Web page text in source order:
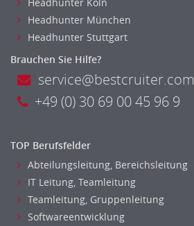
Headhunter München
Headhunter Stuttgart
Brauchen Sie Hilfe?
service@bestcruiter.com
+49 (0) 30 69 00 45 96 9
TOP Berufsfelder
Abteilungsleitung, Bereichsleitung
IT Leitung, Teamleitung
Teamleitung, Gruppenleitung
Softwareentwicklung